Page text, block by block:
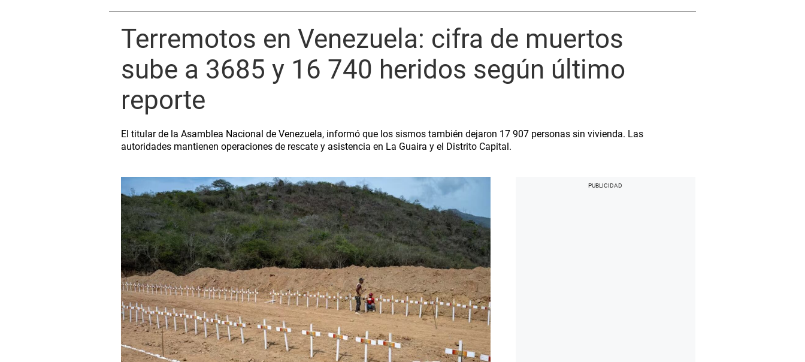
Terremotos en Venezuela: cifra de muertos
sube a 3685 y 16 740 heridos según último
reporte
El titular de la Asamblea Nacional de Venezuela, informó que los sismos también dejaron 17 907 personas sin vivienda. Las
autoridades mantienen operaciones de rescate y asistencia en La Guaira y el Distrito Capital.